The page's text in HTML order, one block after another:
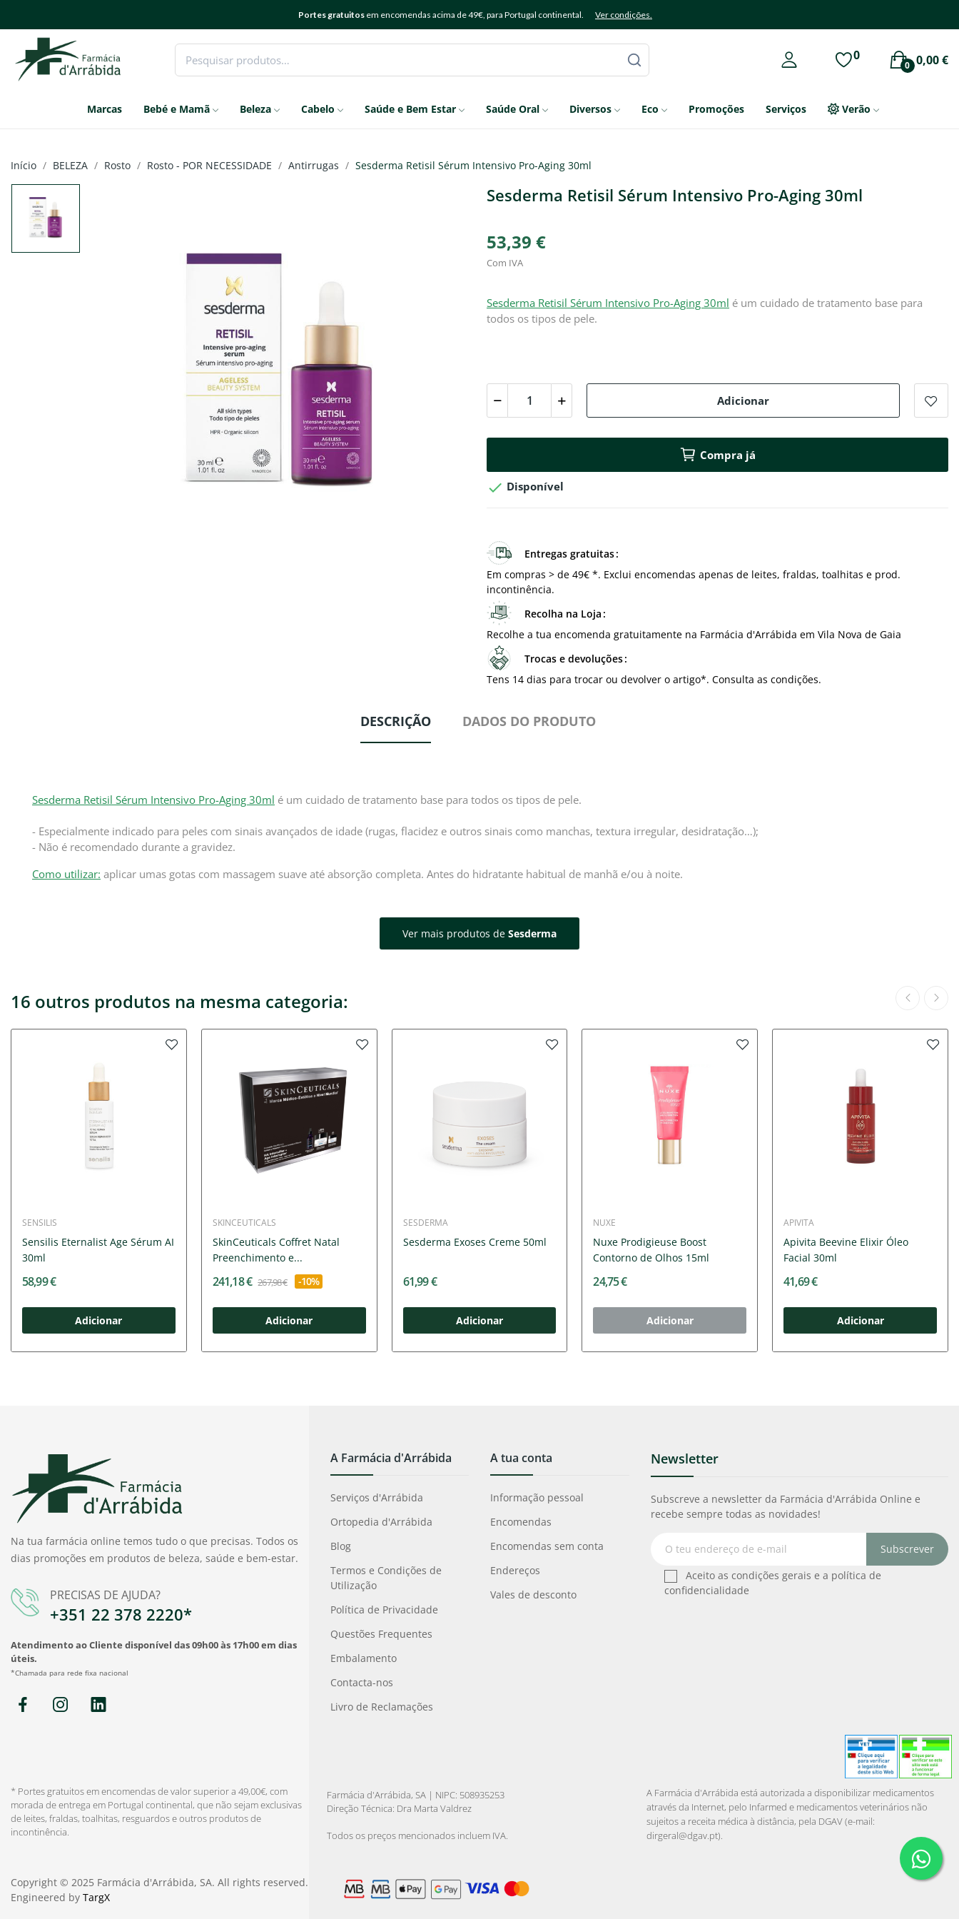
Portes gratuitos em encomendas acima de 49€, para Portugal continental. Ver condições.
0 0,00 €
0
Marcas Bebé e Mamã Beleza Cabelo Saúde e Bem Estar Saúde Oral Diversos Eco Promoções Serviços Verão
Início BELEZA Rosto Rosto - POR NECESSIDADE Antirrugas Sesderma Retisil Sérum Intensivo Pro-Aging 30ml
Sesderma Retisil Sérum Intensivo Pro-Aging 30ml
53,39 €
Com IVA
Sesderma Retisil Sérum Intensivo Pro-Aging 30ml é um cuidado de tratamento base para
todos os tipos de pele.
Adicionar
Compra já
 Disponível
Entregas gratuitas
Em compras > de 49€ *. Exclui encomendas apenas de leites, fraldas, toalhitas e prod.
incontinência.
Recolha na Loja
Recolhe a tua encomenda gratuitamente na Farmácia d'Arrábida em Vila Nova de Gaia
Trocas e devoluções
Tens 14 dias para trocar ou devolver o artigo*. Consulta as condições.
DESCRIÇÃO DADOS DO PRODUTO
Sesderma Retisil Sérum Intensivo Pro-Aging 30ml é um cuidado de tratamento base para todos os tipos de pele.
- Especialmente indicado para peles com sinais avançados de idade (rugas, flacidez e outros sinais como manchas, textura irregular, desidratação…);
- Não é recomendado durante a gravidez.
Como utilizar: aplicar umas gotas com massagem suave até absorção completa. Antes do hidratante habitual de manhã e/ou à noite.
Ver mais produtos de Sesderma
16 outros produtos na mesma categoria:
SENSILIS
Sensilis Eternalist Age Sérum AI
30ml
58,99 €
Adicionar
SKINCEUTICALS
SkinCeuticals Coffret Natal
Preenchimento e...
241,18 € 267,98 € -10%
Adicionar
SESDERMA
Sesderma Exoses Creme 50ml
61,99 €
Adicionar
NUXE
Nuxe Prodigieuse Boost
Contorno de Olhos 15ml
24,75 €
Adicionar
APIVITA
Apivita Beevine Elixir Óleo
Facial 30ml
41,69 €
Adicionar
Na tua farmácia online temos tudo o que precisas. Todos os
dias promoções em produtos de beleza, saúde e bem-estar.
PRECISAS DE AJUDA?
+351 22 378 2220*
Atendimento ao Cliente disponível das 09h00 às 17h00 em dias
úteis.
*Chamada para rede fixa nacional
A Farmácia d'Arrábida
Serviços d'Arrábida
Ortopedia d'Arrábida
Blog
Termos e Condições de
Utilização
Política de Privacidade
Questões Frequentes
Embalamento
Contacta-nos
Livro de Reclamações
A tua conta
Informação pessoal
Encomendas
Encomendas sem conta
Endereços
Vales de desconto
Newsletter
Subscreve a newsletter da Farmácia d'Arrábida Online e
recebe sempre todas as novidades!
Subscrever
Aceito as condições gerais e a política de
confidencialidade
* Portes gratuitos em encomendas de valor superior a 49,00€, com
morada de entrega em Portugal continental, que não sejam exclusivas
de leites, fraldas, toalhitas, resguardos e outros produtos de
incontinência.
Farmácia d'Arrábida, SA | NIPC: 508935253
Direção Técnica: Dra Marta Valdrez
Todos os preços mencionados incluem IVA.
A Farmácia d'Arrábida está autorizada a disponibilizar medicamentos
através da Internet, pelo Infarmed e medicamentos veterinários não
sujeitos a receita médica à distância, pela DGAV (e-mail:
dirgeral@dgav.pt).
Copyright © 2025 Farmácia d'Arrábida, SA. All rights reserved.
Engineered by TargX